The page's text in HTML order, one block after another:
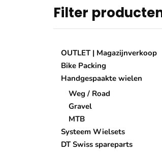
Filter
OUTLET | Magazijnverkoop
Bike Packing
Handgespaakte wielen
Weg / Road
Gravel
MTB
Systeem Wielsets
DT Swiss spareparts